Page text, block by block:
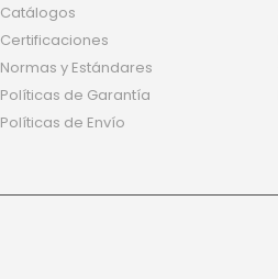
Catálogos
Certificaciones
Normas y Estándares
Políticas de Garantía
Políticas de Envío